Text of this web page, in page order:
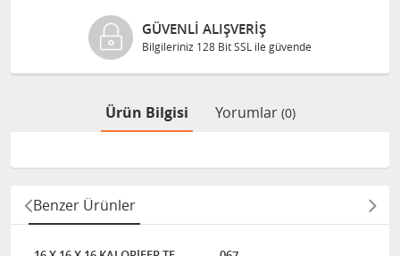
GÜVENLI ALIŞVERIŞ
Bilgileriniz 128 Bit SSL ile güvende
Ürün Bilgisi Yorumlar (0)
Benzer Ürünler